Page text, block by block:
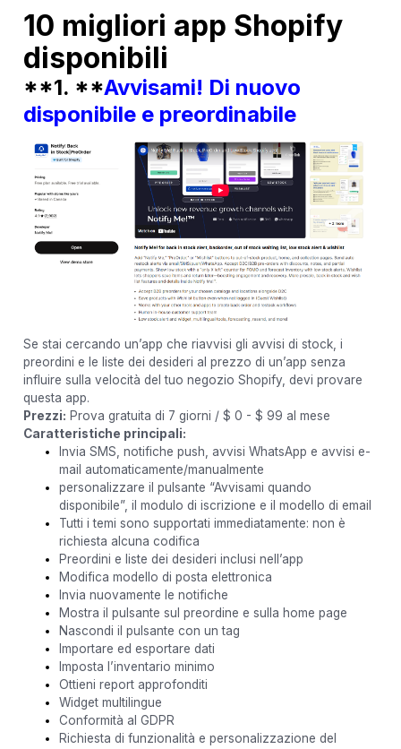
10 migliori app Shopify
disponibili
**1. **Avvisami! Di nuovo
disponibile e preordinabile
Se stai cercando un’app che riavvisi gli avvisi di stock, i
preordini e le liste dei desideri al prezzo di un’app senza
influire sulla velocità del tuo negozio Shopify, devi provare
questa app.
Prezzi: Prova gratuita di 7 giorni / $ 0 - $ 99 al mese
Caratteristiche principali:
Invia SMS, notifiche push, avvisi WhatsApp e avvisi e-
mail automaticamente/manualmente
personalizzare il pulsante “Avvisami quando
disponibile”, il modulo di iscrizione e il modello di email
Tutti i temi sono supportati immediatamente: non è
richiesta alcuna codifica
Preordini e liste dei desideri inclusi nell’app
Modifica modello di posta elettronica
Invia nuovamente le notifiche
Mostra il pulsante sul preordine e sulla home page
Nascondi il pulsante con un tag
Importare ed esportare dati
Imposta l’inventario minimo
Ottieni report approfonditi
Widget multilingue
Conformità al GDPR
Richiesta di funzionalità e personalizzazione del